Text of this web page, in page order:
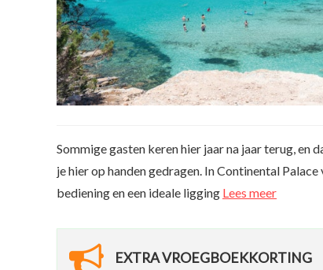
Sommige gasten keren hier jaar na jaar terug,
je hier op handen gedragen. In Continental
bediening en een ideale ligging Lees meer
EXTRA VROEGBOEKKORTING